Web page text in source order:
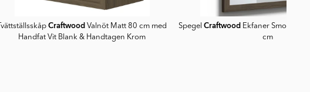
TvättställsskåpCraftwood Valnöt Matt 80 cm med
Handfat Vit Blank & Handtagen Krom
Spegel Craftwood Ekfaner Smoked
cm